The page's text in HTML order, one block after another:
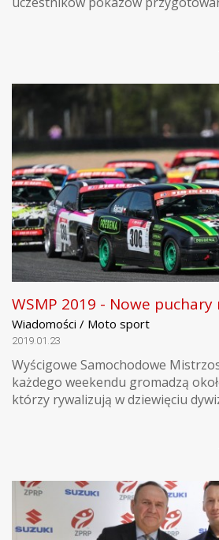
WSMP 2019 - Nowe
Wiadomości / Moto sport
2019.01.23
Wyścigowe Samochodowe
każdego weekendu gromadzą
którzy rywalizują w dziewięciu